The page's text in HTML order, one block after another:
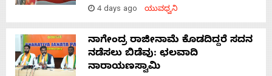
4 days ago ಯುವಧ್ವನಿ
ನಾಗೇಂದ್ರ ರಾಜೀನಾಮೆ ಕೊಡದಿದ್ದರೆ ಸದನ
ನಡೆಸಲು ಬಿಡೆವು: ಛಲವಾದಿ
ನಾರಾಯಣಸ್ವಾಮಿ